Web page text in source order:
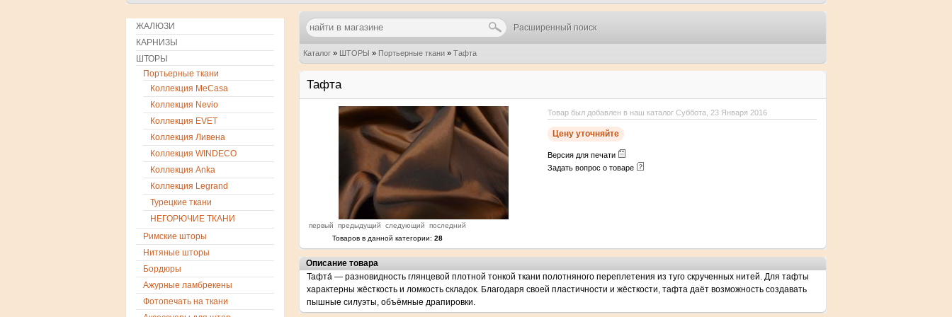
Расширенный поиск
Каталог » ШТОРЫ » Портьерные ткани » Тафта
Тафта
Товар был добавлен в наш каталог Суббота, 23 Января 2016
Цену уточняйте
Версия для печати
Задать вопрос о товаре
первый предыдущий следующий
последний
Товаров в данной категории: 28
Описание товара
Тафта́ — разновидность глянцевой плотной тонкой ткани полотняного переплетения из туго скрученных нитей. Для тафты
характерны жёсткость и ломкость складок. Благодаря своей пластичности и жёсткости, тафта даёт возможность создавать
пышные силуэты, объёмные драпировки.
ЖАЛЮЗИ
КАРНИЗЫ
ШТОРЫ
Портьерные ткани
Коллекция MeCasa
Коллекция Nevio
Коллекция EVET
Коллекция Ливена
Коллекция WINDECO
Коллекция Anka
Коллекция Legrand
Турецкие ткани
НЕГОРЮЧИЕ ТКАНИ
Римские шторы
Нитяные шторы
Бордюры
Ажурные ламбрекены
Фотопечать на ткани